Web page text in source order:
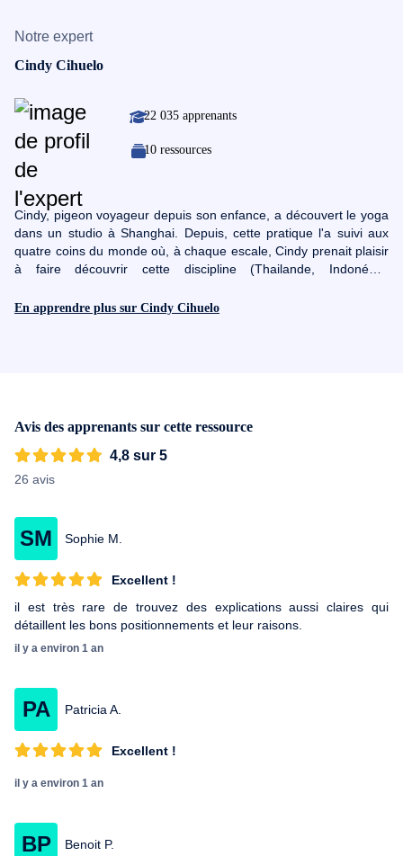
Notre expert
Cindy Cihuelo
22 035 apprenants
10 ressources
Cindy, pigeon voyageur depuis son enfance, a découvert le yoga
dans un studio à Shanghai. Depuis, cette pratique l'a suivi aux
quatre coins du monde où, à chaque escale, Cindy prenait plaisir
à faire découvrir cette discipline (Thailande, Indonésie,
spécialise dans l'enseignement du yoga débutant, en
En apprendre plus sur Cindy Cihuelo
Avis des apprenants sur cette ressource
4,8 sur 5
26 avis
SM Sophie M.
Excellent !
il est très rare de trouvez des explications aussi claires qui
détaillent les bons positionnements et leur raisons.
il y a environ 1 an
PA Patricia A.
Excellent !
il y a environ 1 an
BP Benoit P.